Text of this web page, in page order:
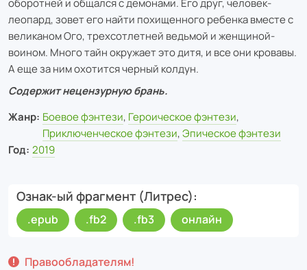
оборотней и общался с демонами. Его друг, человек-
леопард, зовет его найти похищенного ребенка вместе с
великаном Ого, трехсотлетней ведьмой и женщиной-
воином. Много тайн окружает это дитя, и все они кровавы.
А еще за ним охотится черный колдун.
Содержит нецензурную брань.
Жанр: Боевое фэнтези, Героическое фэнтези,
Приключенческое фэнтези,Эпическое фэнтези
Год: 2019
Ознак-ый фрагмент (Литрес)
.epub .fb2 .fb3 онлайн
Правообладателям!